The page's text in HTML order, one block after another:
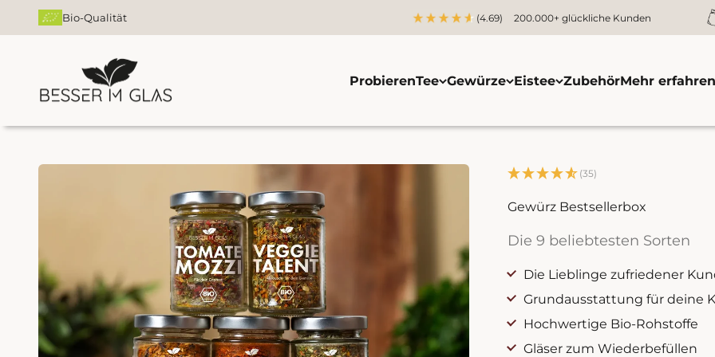
Zum Inhalt springen
Bio-Qualität (4.69) 200.000+ glückliche Kunden
ProbierenTee Gewürze Eistee ZubehörMehr erfahren
Besser im Glas
(35)
Gewürz Bestsellerbox
Die 9 beliebtesten Sorten
Die Lieblinge zufriedener
Grundausstattung für deine
Hochwertige Bio-Rohstoffe
Gläser zum Wiederbefüllen